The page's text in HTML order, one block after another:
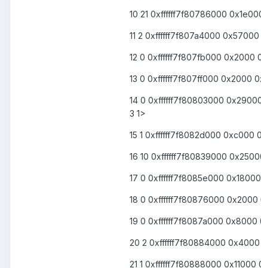
10 21 0xffffff7f80786000
11 2 0xffffff7f807a4000 0x57000
12 0 0xffffff7f807fb000 0x2000
13 0 0xffffff7f807ff000 0x2000
14 0 0xffffff7f80803000
3 1>
15 1 0xffffff7f8082d000 0xc000
16 10 0xffffff7f80839000
17 0 0xffffff7f8085e000
18 0 0xffffff7f80876000 0x2000
19 0 0xffffff7f8087a000 0x8000
20 2 0xffffff7f80884000 0x4000
21 1 0xffffff7f80888000 0x11000